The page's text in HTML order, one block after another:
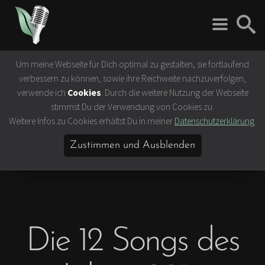
Rock 'n' Roll
Interviews
Konzerte
Vegan
Tierrechte
Klima- &
Umweltschutz
Ernährung &
Gesundheit
Lifestyle Slow Travel
Um meine Webseite für Dich optimal zu gestalten, sie fortlaufend
verbessern zu können, sowie ihre Reichweite nachzuverfolgen,
verwende ich Cookies . Durch die weitere Nutzung der Webseite
stimmst Du der Verwendung von Cookies zu.
Weitere Infos zu Cookies erhältst Du in meiner Datenschutzerklärung
Zustimmen und Ausblenden
Die 12 Songs des